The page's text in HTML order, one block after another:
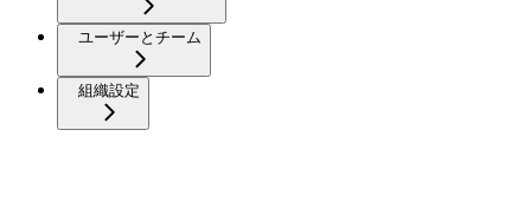
ユーザーとチーム
組織設定